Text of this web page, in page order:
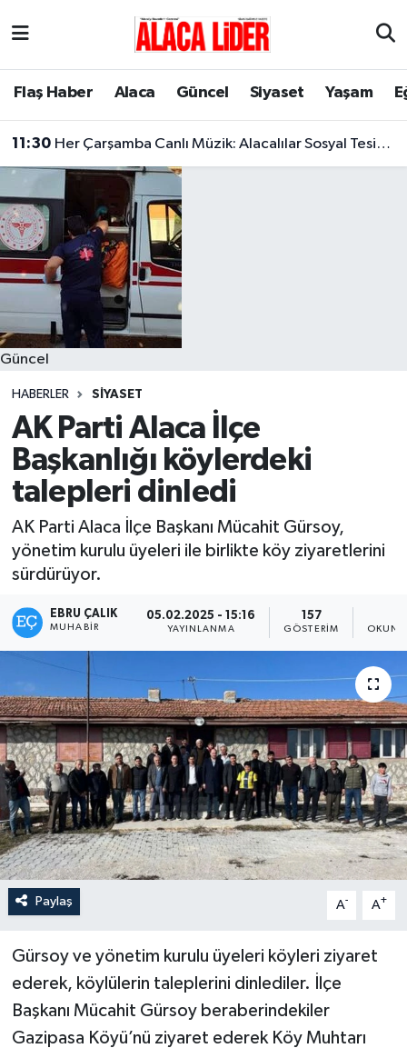
Flaş Haber Alaca Güncel Siyaset Yaşam
11:30 Her Çarşamba Canlı Müzik: Alacalılar Sosyal Tesislerde Buluşuyor!
Güncel
HABERLER SIYASET
AK Parti Alaca İlçe
Başkanlığı köylerdeki
talepleri dinledi
AK Parti Alaca İlçe Başkanı Mücahit Gürsoy,
yönetim kurulu üyeleri ile birlikte köy ziyaretlerini
sürdürüyor.
EBRU ÇALIK
MUHABIR
05.02.2025 - 15:16
YAYINLANMA
157
GÖSTERIM
Paylaş A- A+
Gürsoy ve yönetim kurulu üyeleri köyleri ziyaret
ederek, köylülerin taleplerini dinlediler. İlçe
Başkanı Mücahit Gürsoy beraberindekiler
Gazipasa Köyü’nü ziyaret ederek Köy Muhtarı
Çorum Nöbetçi Eczaneler
Çorum Trafik Yoğunluk Haritası
Süper Lig Puan Durumu ve Fikstür
Tüm Manşetler
Son Dakika Haberleri
Haber Arşivi